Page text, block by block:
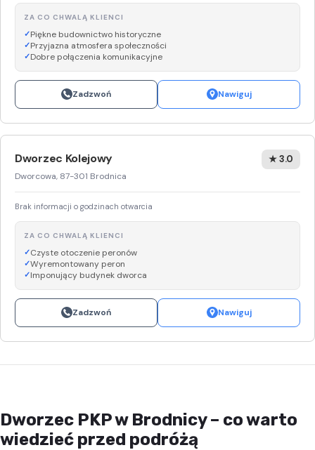
ZA CO CHWALĄ KLIENCI
Piękne budownictwo historyczne
Przyjazna atmosfera społeczności
Dobre połączenia komunikacyjne
Zadzwoń Nawiguj
Dworzec Kolejowy
Dworcowa, 87-301 Brodnica
★ 3.0
Brak informacji o godzinach otwarcia
ZA CO CHWALĄ KLIENCI
Czyste otoczenie peronów
Wyremontowany peron
Imponujący budynek dworca
Zadzwoń Nawiguj
Dworzec PKP w Brodnicy – co warto
wiedzieć przed podróżą